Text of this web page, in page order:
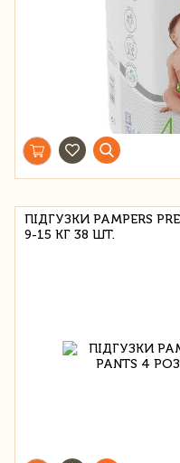
ПІДГУЗКИ PAMPERS
9-15 КГ 38 ШТ.